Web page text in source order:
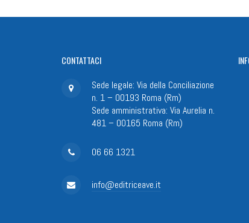
CONTATTACI
Sede legale: Via della Conciliazione
n. 1 – 00193 Roma (Rm)
Sede amministrativa: Via Aurelia n.
481 – 00165 Roma (Rm)
06 66 1321
info@editriceave.it